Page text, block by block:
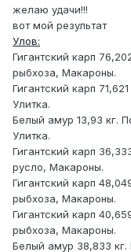
желаю удачи!!!
вот мой результат
Улов:
Гигантский карп
рыбхоза, Макароны.
Гигантский карп
Улитка.
Белый амур 13,93 кг.
Улитка.
Гигантский карп
русло, Макароны.
Гигантский карп
рыбхоза, Макароны.
Гигантский карп
рыбхоза, Макароны.
Белый амур 38,833